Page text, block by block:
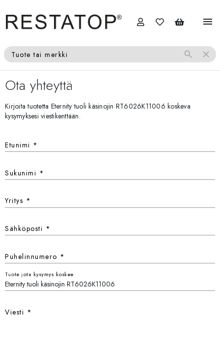
menu
Tuote tai merkki search close
Ota yhteyttä
Kirjoita tuotetta Eternity tuoli käsinojin RT6026K11006 koskeva
kysymyksesi viestikenttään.
Etunimi *
Sukunimi *
Yritys *
Sähköposti *
Puhelinnumero *
Tuote jota kysymys koskee
Viesti *